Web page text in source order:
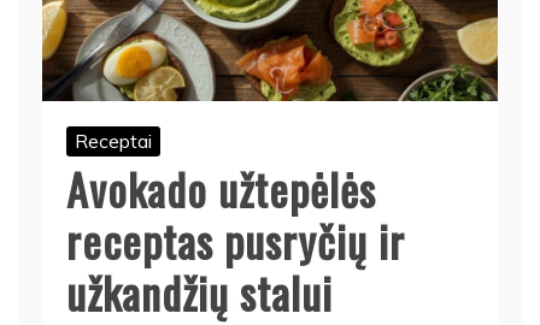
Receptai
Avokado užtepėlės
receptas pusryčių ir
užkandžių stalui